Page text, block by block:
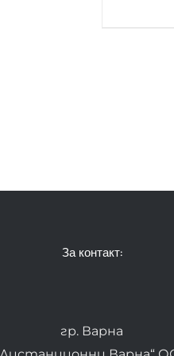
За контакт:
гр. Варна